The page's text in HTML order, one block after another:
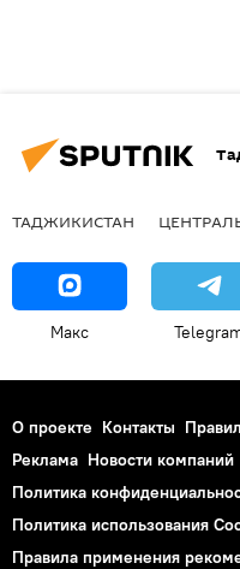
ТАДЖИКИСТАН
Макс
О проекте Контакты
Реклама Новости компаний
Политика
Политика использования
Правила применения